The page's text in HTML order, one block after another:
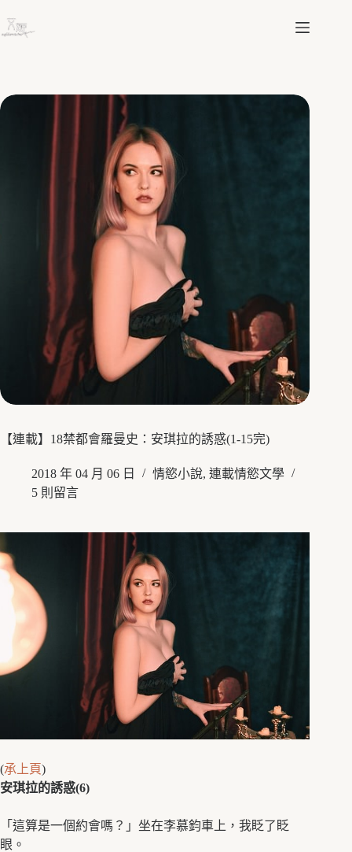
至
容
【連載】18禁都會羅曼史：安琪拉的誘惑(1-15完)
2018 年 04 月 06 日 情慾小說, 連載情慾文學
5 則留言
(承上頁)
安琪拉的誘惑(6)
「這算是一個約會嗎？」坐在李慕鈞車上，我眨了眨
眼。